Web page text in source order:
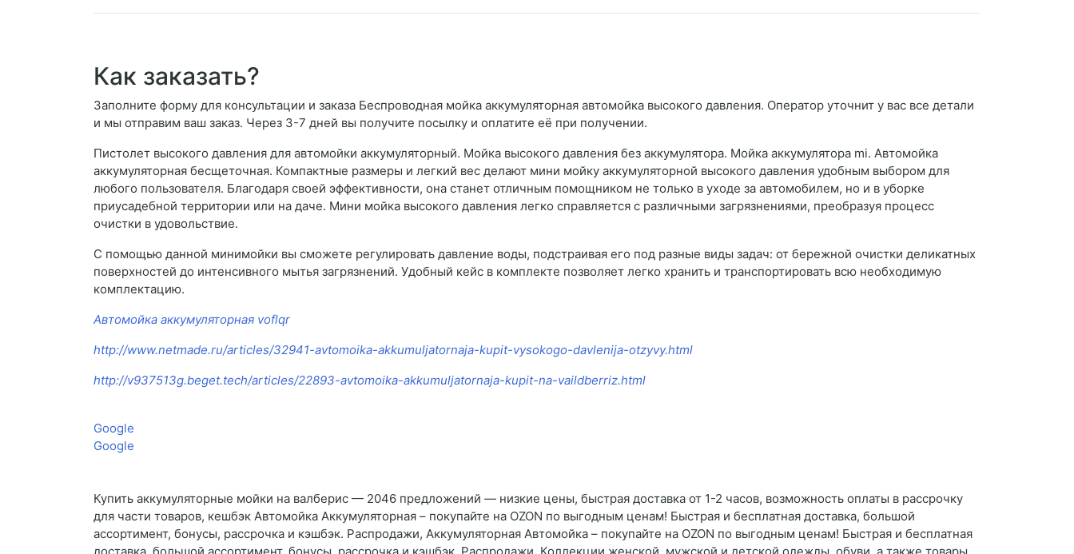
Как заказать?
Заполните форму для консультации и заказа Беспроводная мойка аккумуляторная автомойка высокого давления. Оператор уточнит у вас все детали
и мы отправим ваш заказ. Через 3-7 дней вы получите посылку и оплатите её при получении.
Пистолет высокого давления для автомойки аккумуляторный. Мойка высокого давления без аккумулятора. Мойка аккумулятора mi. Автомойка
аккумуляторная бесщеточная. Компактные размеры и легкий вес делают мини мойку аккумуляторной высокого давления удобным выбором для
любого пользователя. Благодаря своей эффективности, она станет отличным помощником не только в уходе за автомобилем, но и в уборке
приусадебной территории или на даче. Мини мойка высокого давления легко справляется с различными загрязнениями, преобразуя процесс
очистки в удовольствие.
С помощью данной минимойки вы сможете регулировать давление воды, подстраивая его под разные виды задач: от бережной очистки деликатных
поверхностей до интенсивного мытья загрязнений. Удобный кейс в комплекте позволяет легко хранить и транспортировать всю необходимую
комплектацию.
Автомойка аккумуляторная voflqr
http://www.netmade.ru/articles/32941-avtomoika-akkumuljatornaja-kupit-vysokogo-davlenija-otzyvy.html
http://v937513g.beget.tech/articles/22893-avtomoika-akkumuljatornaja-kupit-na-vaildberriz.html
Google
Google
Купить аккумуляторные мойки на валберис — 2046 предложений — низкие цены, быстрая доставка от 1-2 часов, возможность оплаты в рассрочку
для части товаров, кешбэк Автомойка Аккумуляторная – покупайте на OZON по выгодным ценам! Быстрая и бесплатная доставка, большой
ассортимент, бонусы, рассрочка и кэшбэк. Распродажи, Аккумуляторная Автомойка – покупайте на OZON по выгодным ценам! Быстрая и бесплатная